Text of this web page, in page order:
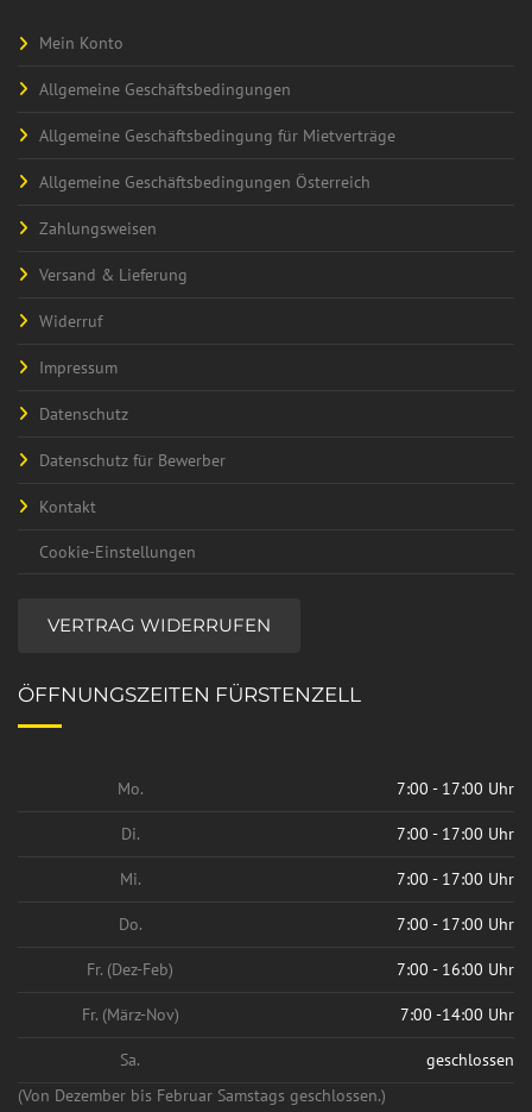
Mein Konto
Allgemeine Geschäftsbedingungen
Allgemeine Geschäftsbedingung für Mietverträge
Allgemeine Geschäftsbedingungen Österreich
Zahlungsweisen
Versand & Lieferung
Widerruf
Impressum
Datenschutz
Datenschutz für Bewerber
Kontakt
Cookie-Einstellungen
VERTRAG WIDERRUFEN
ÖFFNUNGSZEITEN FÜRSTENZELL
Mo. 7:00 - 17:00 Uhr
Di. 7:00 - 17:00 Uhr
Mi. 7:00 - 17:00 Uhr
Do. 7:00 - 17:00 Uhr
Fr. (Dez-Feb) 7:00 - 16:00 Uhr
Fr. (März-Nov) 7:00 -14:00 Uhr
Sa.
geschlossen
(Von Dezember bis Februar Samstags geschlossen.)